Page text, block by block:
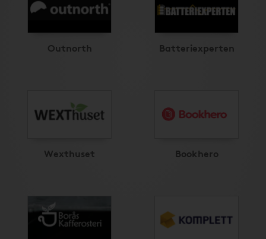
Outnorth Batteriexperten
Wexthuset Bookhero